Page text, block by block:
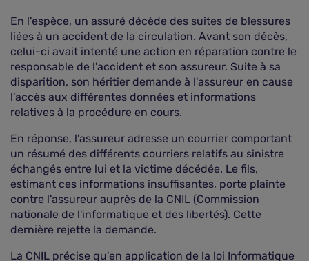
En l'espèce, un assuré décède des suites de blessures
liées à un accident de la circulation. Avant son décès,
celui-ci avait intenté une action en réparation contre le
responsable de l'accident et son assureur. Suite à sa
disparition, son héritier demande à l'assureur en cause
l'accès aux différentes données et informations
relatives à la procédure en cours.
En réponse, l'assureur adresse un courrier comportant
un résumé des différents courriers relatifs au sinistre
échangés entre lui et la victime décédée. Le fils,
estimant ces informations insuffisantes, porte plainte
contre l'assureur auprès de la CNIL (Commission
nationale de l'informatique et des libertés). Cette
dernière rejette la demande.
La CNIL précise qu'en application de la loi Informatique